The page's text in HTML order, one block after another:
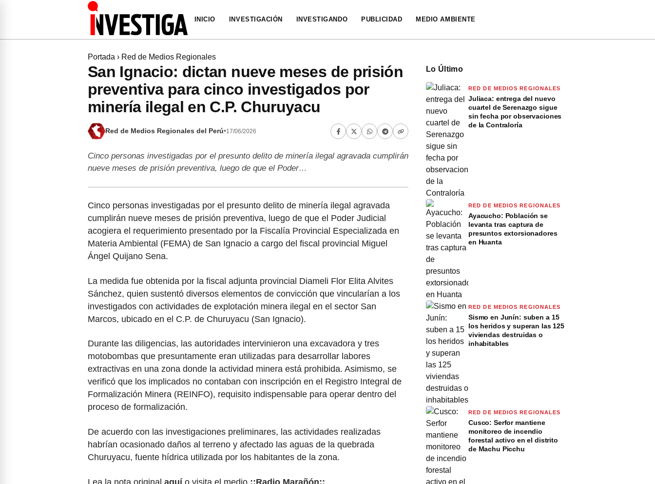
INICIO INVESTIGACIÓN INVESTIGANDO PUBLICIDAD MEDIO AMBIENTE
Portada › Red de Medios Regionales
San Ignacio: dictan nueve meses de prisión
preventiva para cinco investigados por
minería ilegal en C.P. Churuyacu
Red de Medios Regionales del Perú•17/06/2026
Cinco personas investigadas por el presunto delito de minería ilegal agravada cumplirán
nueve meses de prisión preventiva, luego de que el Poder…
Cinco personas investigadas por el presunto delito de minería ilegal agravada
cumplirán nueve meses de prisión preventiva, luego de que el Poder Judicial
acogiera el requerimiento presentado por la Fiscalía Provincial Especializada en
Materia Ambiental (FEMA) de San Ignacio a cargo del fiscal provincial Miguel
Ángel Quijano Sena.
La medida fue obtenida por la fiscal adjunta provincial Diameli Flor Elita Alvites
Sánchez, quien sustentó diversos elementos de convicción que vincularían a los
investigados con actividades de explotación minera ilegal en el sector San
Marcos, ubicado en el C.P. de Churuyacu (San Ignacio).
Durante las diligencias, las autoridades intervinieron una excavadora y tres
motobombas que presuntamente eran utilizadas para desarrollar labores
extractivas en una zona donde la actividad minera está prohibida. Asimismo, se
verificó que los implicados no contaban con inscripción en el Registro Integral de
Formalización Minera (REINFO), requisito indispensable para operar dentro del
proceso de formalización.
De acuerdo con las investigaciones preliminares, las actividades realizadas
habrían ocasionado daños al terreno y afectado las aguas de la quebrada
Churuyacu, fuente hídrica utilizada por los habitantes de la zona.
Lea la nota original aquío visita el medio ::Radio Marañón::
Lo Último
RED DE MEDIOS REGIONALES
Juliaca: entrega del nuevo
cuartel de Serenazgo sigue
sin fecha por observaciones
de la Contraloría
RED DE MEDIOS REGIONALES
Ayacucho: Población se
levanta tras captura de
presuntos extorsionadores
en Huanta
RED DE MEDIOS REGIONALES
Sismo en Junín: suben a 15
los heridos y superan las 125
viviendas destruidas o
inhabitables
RED DE MEDIOS REGIONALES
Cusco: Serfor mantiene
monitoreo de incendio
forestal activo en el distrito
de Machu Picchu